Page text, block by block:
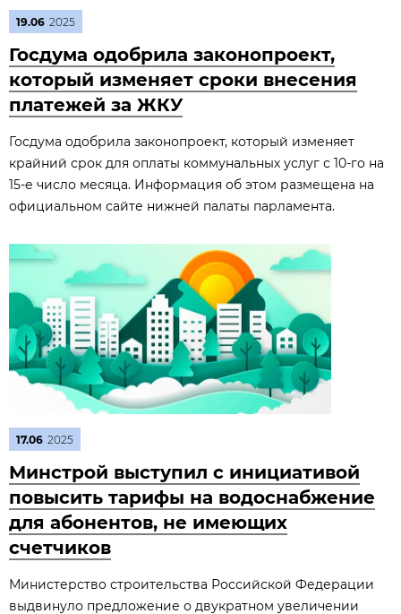
19.06 2025
Госдума одобрила законопроект,
который изменяет сроки внесения
платежей за ЖКУ
Госдума одобрила законопроект, который изменяет
крайний срок для оплаты коммунальных услуг с 10-го на
15-е число месяца. Информация об этом размещена на
официальном сайте нижней палаты парламента.
17.06 2025
Минстрой выступил с инициативой
повысить тарифы на водоснабжение
для абонентов, не имеющих
счетчиков
Министерство строительства Российской Федерации
выдвинуло предложение о двукратном увеличении